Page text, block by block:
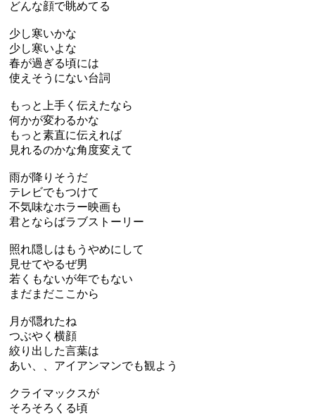
どんな顔で眺めてる
少し寒いかな
少し寒いよな
春が過ぎる頃には
使えそうにない台詞
もっと上手く伝えたなら
何かが変わるかな
もっと素直に伝えれば
見れるのかな角度変えて
雨が降りそうだ
テレビでもつけて
不気味なホラー映画も
君とならばラブストーリー
照れ隠しはもうやめにして
見せてやるぜ男
若くもないが年でもない
まだまだここから
月が隠れたね
つぶやく横顔
絞り出した言葉は
あい、、アイアンマンでも観よう
クライマックスが
そろそろくる頃